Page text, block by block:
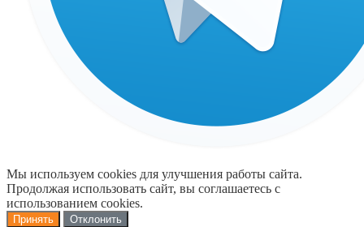
Мы используем cookies для улучшения работы сайта.
Продолжая использовать сайт, вы соглашаетесь с
использованием cookies.
Принять Отклонить